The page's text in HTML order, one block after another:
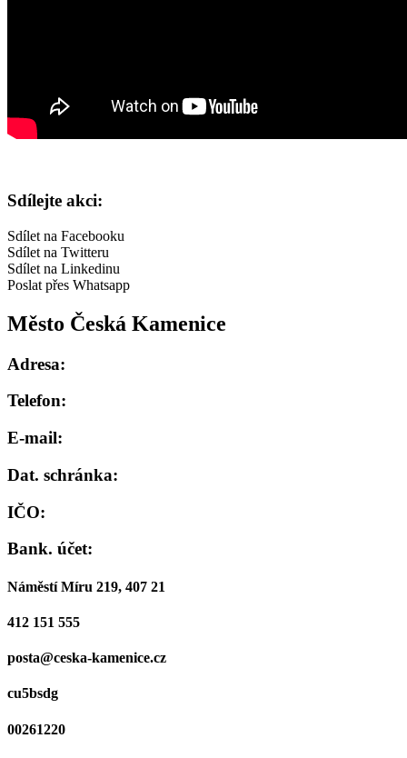
Sdílejte akci:
Sdílet na Facebooku
Sdílet na Twitteru
Sdílet na Linkedinu
Poslat přes Whatsapp
Město Česká Kamenice
Adresa:
Telefon:
E-mail:
Dat. schránka:
IČO:
Bank. účet:
Náměstí Míru 219, 407 21
412 151 555
posta@ceska-kamenice.cz
cu5bsdg
00261220